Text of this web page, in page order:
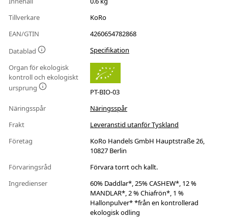
Tillverkare
KoRo
EAN/GTIN
4260654782868
Datablad
Specifikation
Organ för ekologisk
kontroll och ekologiskt
ursprung
PT-BIO-03
Näringsspår
Näringsspår
Frakt
Leveranstid utanför Tyskland
Företag
KoRo Handels GmbH Hauptstraße 26,
10827 Berlin
Förvaringsråd
Förvara torrt och kallt.
Ingredienser
60% Daddlar*, 25% CASHEW*, 12 %
MANDLAR*, 2 % Chiafrön*, 1 %
Hallonpulver* *från en kontrollerad
ekologisk odling